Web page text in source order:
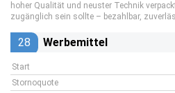
hoher Qualität und neuster Technik
zugänglich sein sollte – bezahlbar,
28 Werbemittel
Start
Stornoquote